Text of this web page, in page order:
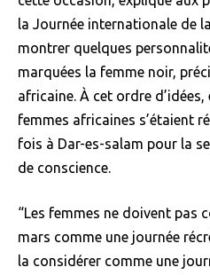
la Journée internationale de
montrer quelques
marquées la femme noir,
africaine. À cet ordre
femmes africaines s’étaient
fois à Dar-es-salam pour la
de conscience.
“Les femmes ne doivent pas
mars comme une journée
la considérer comme une